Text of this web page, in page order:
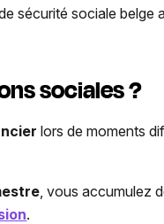
sécurité sociale belge
sociales ?
lors de moments
, vous accumulez
.